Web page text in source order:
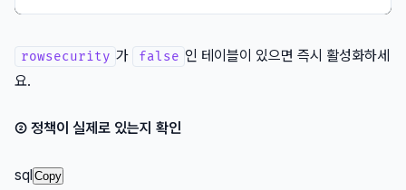
rowsecurity 가 false 인 테이블이 있으면 즉시 활성화하세
요.
② 정책이 실제로 있는지 확인
sql Copy